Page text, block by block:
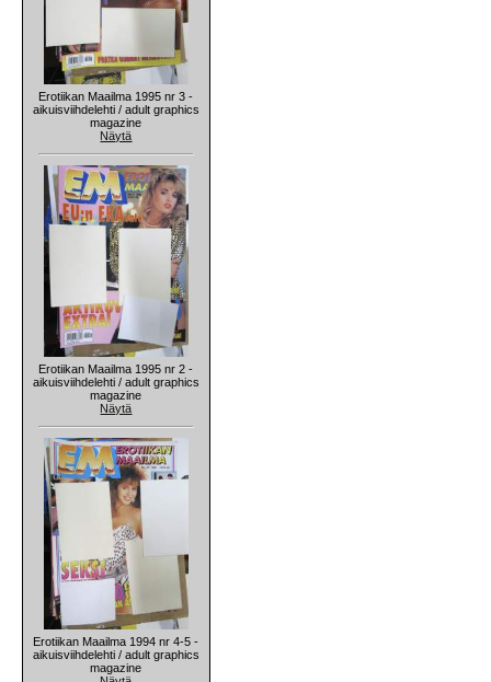
Erotiikan Maailma 1995 nr 3 -
aikuisviihdelehti / adult graphics
magazine
Näytä
Erotiikan Maailma 1995 nr 2 -
aikuisviihdelehti / adult graphics
magazine
Näytä
Erotiikan Maailma 1994 nr 4-5 -
aikuisviihdelehti / adult graphics
magazine